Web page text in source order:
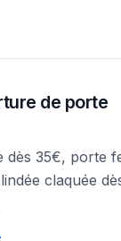
de porte
dès 35€, porte
claquée